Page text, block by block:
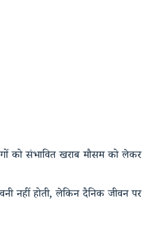
को संभावित खराब मौसम को लेकर
नहीं होती, लेकिन दैनिक जीवन पर